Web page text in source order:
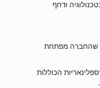
ודחף
שהחברה מפתחת
הכוללות